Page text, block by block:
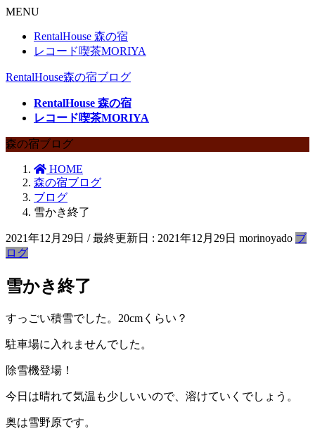
MENU
RentalHouse 森の宿
レコード喫茶MORIYA
RentalHouse森の宿ブログ
RentalHouse 森の宿
レコード喫茶MORIYA
森の宿ブログ
HOME
森の宿ブログ
ブログ
雪かき終了
2021年12月29日 / 最終更新日 : 2021年12月29日 morinoyado ブ
ログ
雪かき終了
すっごい積雪でした。20cmくらい？
駐車場に入れませんでした。
除雪機登場！
今日は晴れて気温も少しいいので、溶けていくでしょう。
奥は雪野原です。